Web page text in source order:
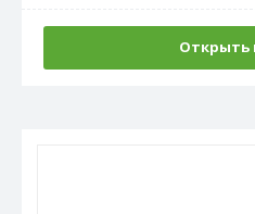
Открыть